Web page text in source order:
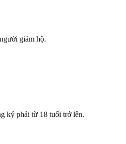
giám hộ.
ký phải từ 18 tuổi trở lên.